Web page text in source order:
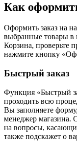
Как
Оформить заказ на
выбранные товары в
Корзина, проверьте
нажмите кнопку
Быстрый заказ
Функция «Быстрый
проходить всю
Вы заполняете
менеджер магазина.
на вопросы,
также подскажет о